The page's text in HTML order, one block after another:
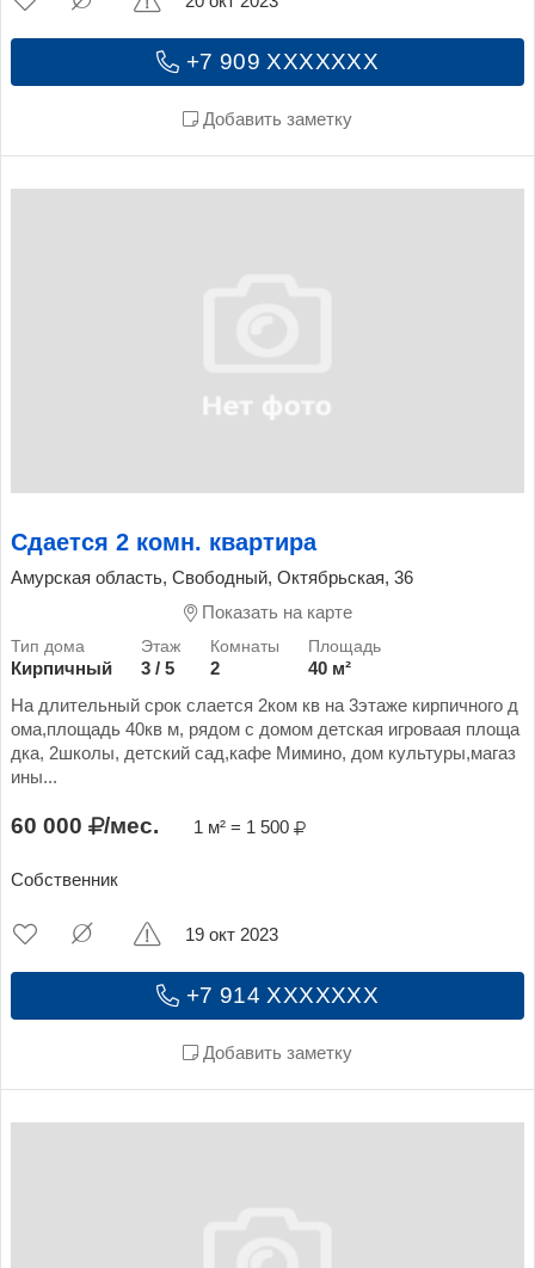
+7 909 XXXXXXX
Добавить заметку
Сдается 2 комн. квартира
Амурская область, Свободный, Октябрьская, 36
Показать на карте
Кирпичный 3 / 5 2
40 м²
На длительный срок слается 2ком кв на 3этаже кирпичного д
ома,площадь 40кв м, рядом с домом детская игроваая площа
дка, 2школы, детский сад,кафе Мимино, дом культуры,магаз
ины...
60 000 /мес. 1 м² = 1 500
Собственник
+7 914 XXXXXXX
Добавить заметку
19 окт 2023